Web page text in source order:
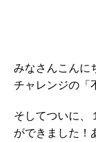
みなさんこんに
チャレンジの「
そしてついに、
ができました！